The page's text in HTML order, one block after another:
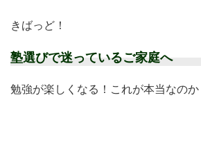
きばっど！
塾選びで迷っているご家庭へ
勉強が楽しくなる！これが本当なのか